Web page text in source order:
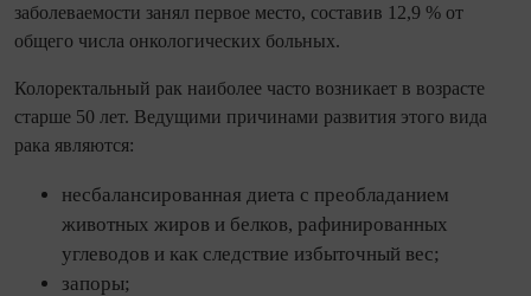
заболеваемости занял первое место, составив 12,9 % от
общего числа онкологических больных.
Колоректальный рак наиболее часто возникает в возрасте
старше 50 лет. Ведущими причинами развития этого вида
рака являются:
несбалансированная диета с преобладанием
животных жиров и белков, рафинированных
углеводов и как следствие избыточный вес;
запоры;